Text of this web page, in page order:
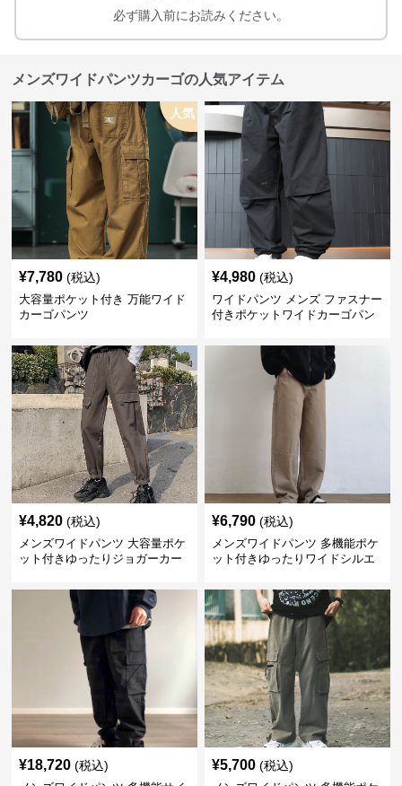
必ず購入前にお読みください。
メンズワイドパンツカーゴの人気アイテム
人気
¥7,780 (税込)
大容量ポケット付き 万能ワイド
カーゴパンツ
¥4,980 (税込)
ワイドパンツ メンズ ファスナー
付きポケットワイドカーゴパン
¥4,820 (税込)
メンズワイドパンツ 大容量ポケ
ット付きゆったりジョガーカー
¥6,790 (税込)
メンズワイドパンツ 多機能ポケ
ット付きゆったりワイドシルエ
¥18,720 (税込) ¥5,700 (税込)